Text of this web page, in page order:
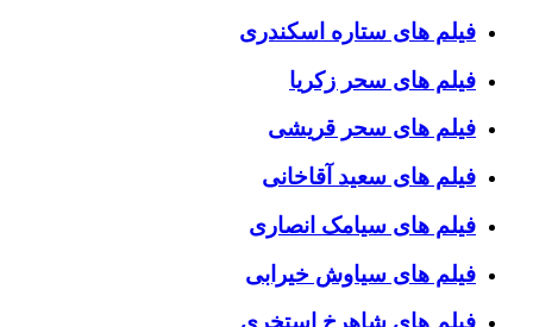
فیلم های ستاره اسکندری
فیلم های سحر زکریا
فیلم های سحر قریشی
فیلم های سعید آقاخانی
فیلم های سیامک انصاری
فیلم های سیاوش خیرابی